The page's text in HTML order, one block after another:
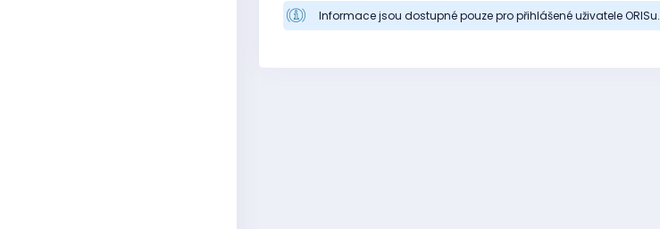
Informace jsou dostupné pouze pro přihlášené uživatele ORISu.